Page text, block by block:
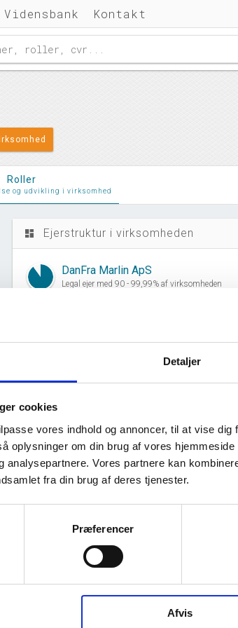
Detaljer
cookies
vores indhold og annoncer, til at vise
oplysninger om din brug af vores
analysepartnere. Vores partnere kan
fra din brug af deres tjenester.
Præferencer
Afvis
Vidensbank Kontakt
Roller
og udvikling i virksomhed
dashboard Ejerstruktur i virksomheden
DanFra Marlin ApS
Legal ejer med 90 - 99,99% af virksomheden
dashboard Virksomhedens datterselskaber
Skomagervej 4L, 7100 Vejle